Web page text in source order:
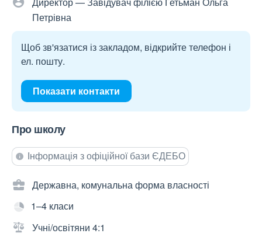
Петрівна
Щоб зв'язатися із закладом, відкрийте телефон і
ел. пошту.
Показати контакти
Про школу
Інформація з офіційної бази ЄДЕБО
Державна, комунальна форма власності
1–4 класи
Учні/освітяни 4:1